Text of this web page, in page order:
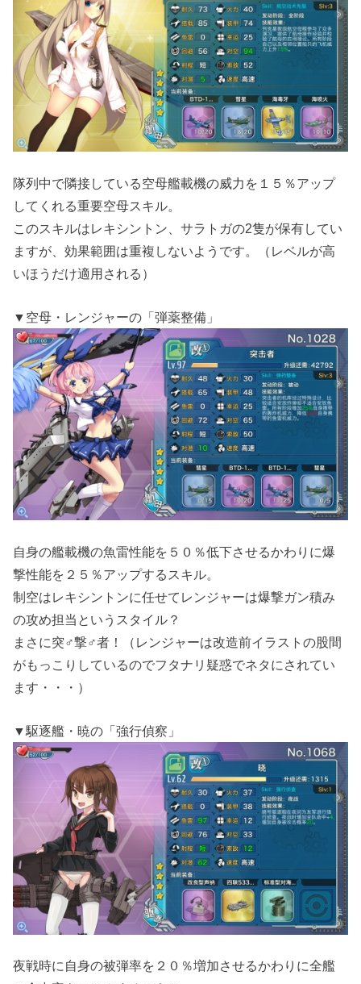
隊列中で隣接している空母艦載機の威力を１５％アップ
してくれる重要空母スキル。
このスキルはレキシントン、サラトガの2隻が保有してい
ますが、効果範囲は重複しないようです。（レベルが高
いほうだけ適用される）
▼空母・レンジャーの「弾薬整備」
自身の艦載機の魚雷性能を５０％低下させるかわりに爆
撃性能を２５％アップするスキル。
制空はレキシントンに任せてレンジャーは爆撃ガン積み
の攻め担当というスタイル？
まさに突♂撃♂者！（レンジャーは改造前イラストの股間
がもっこりしているのでフタナリ疑惑でネタにされてい
ます・・・）
▼駆逐艦・暁の「強行偵察」
夜戦時に自身の被弾率を２０％増加させるかわりに全艦